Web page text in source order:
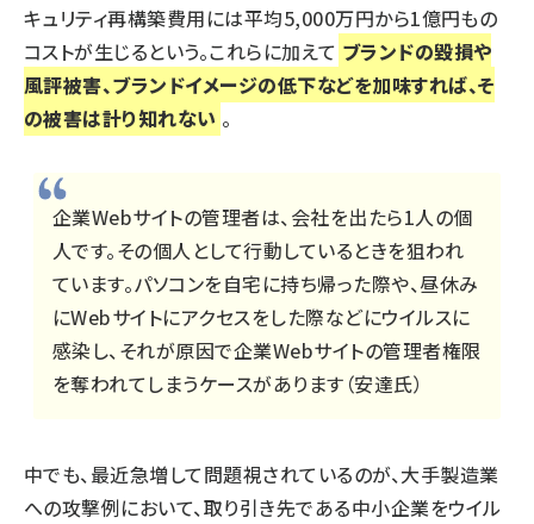
キュリティ再構築費用には平均5,000万円から1億円もの
コストが生じるという。これらに加えて ブランドの毀損や
風評被害、ブランドイメージの低下などを加味すれば、そ
の被害は計り知れない 。
企業Webサイトの管理者は、会社を出たら1人の個
人です。その個人として行動しているときを狙われ
ています。パソコンを自宅に持ち帰った際や、昼休み
にWebサイトにアクセスをした際などにウイルスに
感染し、それが原因で企業Webサイトの管理者権限
を奪われてしまうケースがあります（安達氏）
中でも、最近急増して問題視されているのが、大手製造業
への攻撃例において、取り引き先である中小企業をウイル